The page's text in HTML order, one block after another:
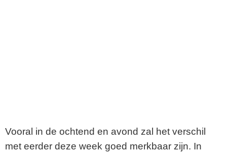
Vooral in de ochtend en avond zal het verschil
met eerder deze week goed merkbaar zijn. In